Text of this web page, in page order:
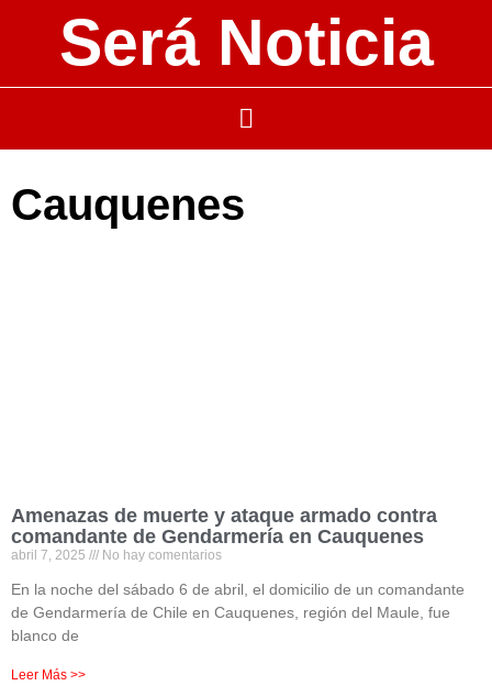
Será Noticia
Cauquenes
Amenazas de muerte y ataque armado contra
comandante de Gendarmería en Cauquenes
abril 7, 2025 No hay comentarios
En la noche del sábado 6 de abril, el domicilio de un comandante
de Gendarmería de Chile en Cauquenes, región del Maule, fue
blanco de
Leer Más >>